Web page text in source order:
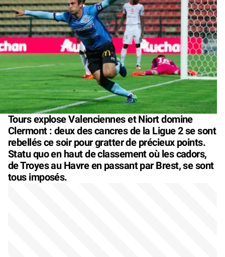
Tours explose Valenciennes et Niort domine
Clermont : deux des cancres de la Ligue 2 se sont
rebellés ce soir pour gratter de précieux points.
Statu quo en haut de classement où les cadors,
de Troyes au Havre en passant par Brest, se sont
tous imposés.